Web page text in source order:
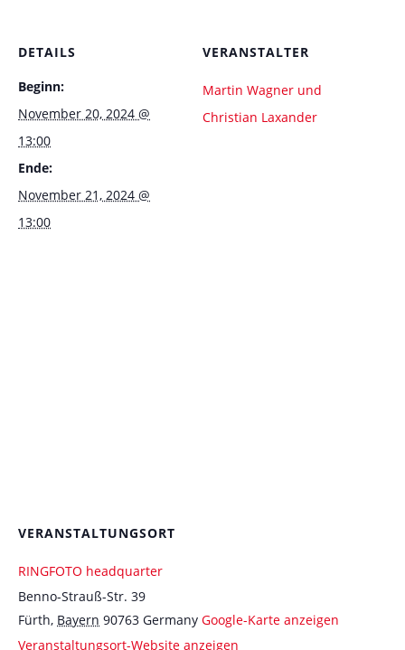
DETAILS
Beginn:
November 20, 2024 @
13:00
Ende:
November 21, 2024 @
13:00
VERANSTALTER
Martin Wagner und
Christian Laxander
VERANSTALTUNGSORT
RINGFOTO headquarter
Benno-Strauß-Str. 39
Fürth, Bayern 90763 Germany Google-Karte anzeigen
Veranstaltungsort-Website anzeigen